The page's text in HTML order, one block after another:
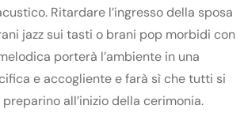
Ritardare l’ingresso della sposa
jazz sui tasti o brani pop morbidi con
porterà l’ambiente in una
e accogliente e farà sì che tutti si
all’inizio della cerimonia.